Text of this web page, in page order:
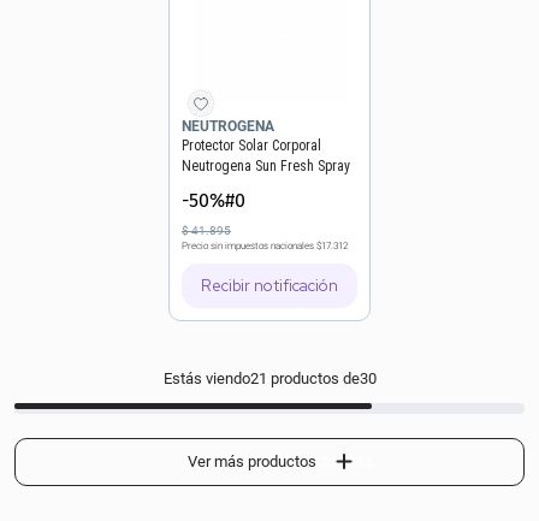
NEUTROGENA
Protector Solar Corporal
Neutrogena Sun Fresh Spray
-50%#0
$41.895
Precio sin impuestos nacionales $17.312
Recibir notificación
Estás viendo21 productos de30
Mostrar más